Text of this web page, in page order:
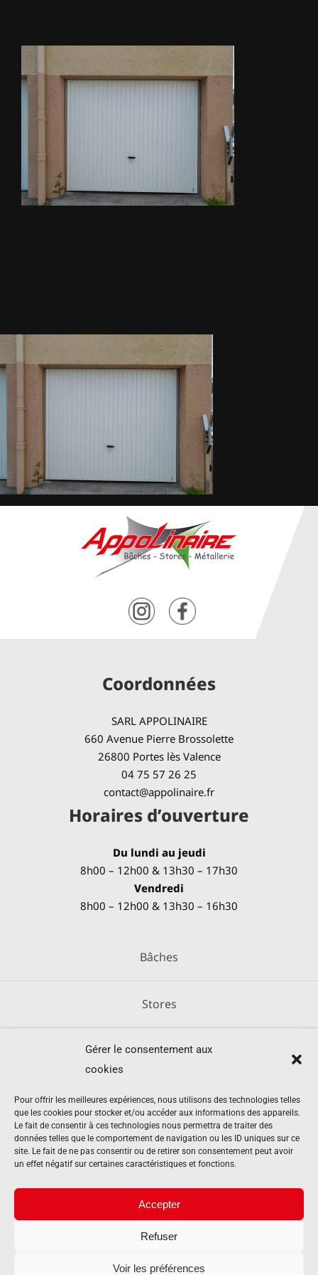
Gérer le consentement aux
cookies
Pour offrir les meilleures expériences, nous utilisons des technologies telles
que les cookies pour stocker et/ou accéder aux informations des appareils.
Le fait de consentir à ces technologies nous permettra de traiter des
données telles que le comportement de navigation ou les ID uniques sur ce
site. Le fait de ne pas consentir ou de retirer son consentement peut avoir
un effet négatif sur certaines caractéristiques et fonctions.
Accepter
Refuser
Voir les préférences
METALLERIE
CONTACT
Coordonnées
SARL APPOLINAIRE
660 Avenue Pierre Brossolette
26800 Portes lès Valence
04 75 57 26 25
contact@appolinaire.fr
Horaires d’ouverture
Du lundi au jeudi
8h00 – 12h00 & 13h30 – 17h30
Vendredi
8h00 – 12h00 & 13h30 – 16h30
Bâches
Stores
Métallerie
Équipements agricoles
Mentions légales
Politique de cookies (UE)
Contact